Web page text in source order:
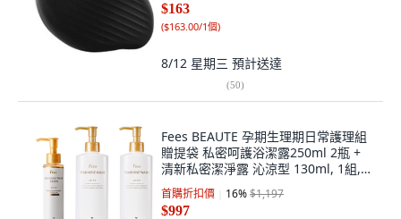
$163
($163.00/1個)
8/12 星期三 預計送達
(50)
Fees BEAUTE 孕期生理期日常護理組
贈提袋 私密呵護浴潔露250ml 2瓶 +
清新私密潔淨露 沁涼型 130ml, 1組,
250ml
首購折扣價 16%$1,197
$997